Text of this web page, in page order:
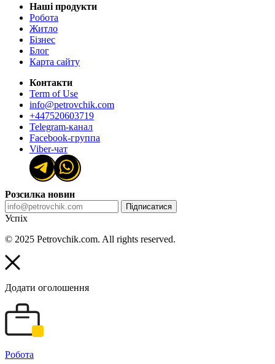
Наші продукти
Робота
Житло
Бізнес
Блог
Карта сайту
Контакти
Term of Use
info@petrovchik.com
+447520603719
Telegram-канал
Facebook-группа
Viber-чат
Розсилка новин
Підписатися
Успіх
© 2025 Petrovchik.com. All rights reserved.
Додати оголошення
Робота